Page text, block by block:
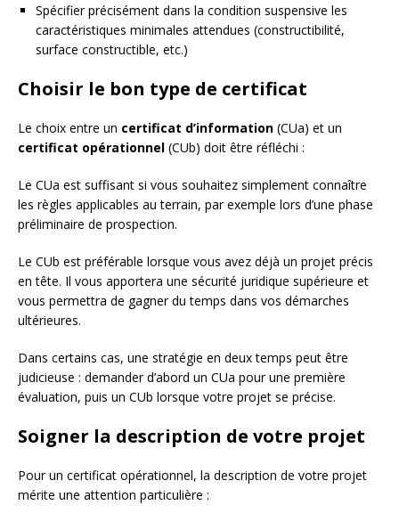
Spécifier précisément dans la condition suspensive les
caractéristiques minimales attendues (constructibilité,
surface constructible, etc.)
Choisir le bon type de certificat
Le choix entre un certificat d’information (CUa) et un
certificat opérationnel (CUb) doit être réfléchi :
Le CUa est suffisant si vous souhaitez simplement connaître
les règles applicables au terrain, par exemple lors d’une phase
préliminaire de prospection.
Le CUb est préférable lorsque vous avez déjà un projet précis
en tête. Il vous apportera une sécurité juridique supérieure et
vous permettra de gagner du temps dans vos démarches
ultérieures.
Dans certains cas, une stratégie en deux temps peut être
judicieuse : demander d’abord un CUa pour une première
évaluation, puis un CUb lorsque votre projet se précise.
Soigner la description de votre projet
Pour un certificat opérationnel, la description de votre projet
mérite une attention particulière :